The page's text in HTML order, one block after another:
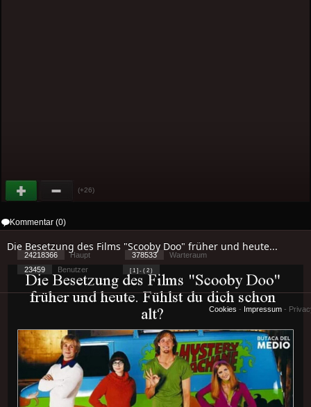
(+26)
Kommentar (0)
Die Besetzung des Films "Scooby Doo" früher und heute...
24218366 Haupt 378533
Warteraum
23459
Benutzer [ 1 ] - ( 2 )
Cookies - Impressum -